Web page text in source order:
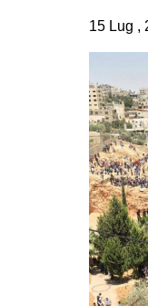
15 Lug ,